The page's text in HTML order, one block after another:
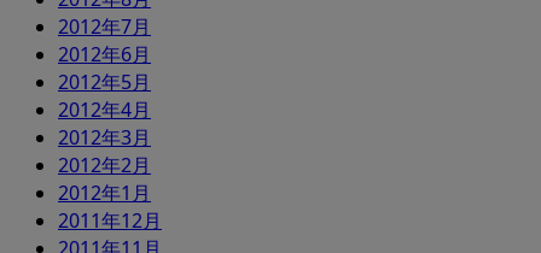
2012年7月
2012年6月
2012年5月
2012年4月
2012年3月
2012年2月
2012年1月
2011年12月